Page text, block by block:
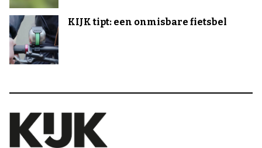
KIJK tipt: een onmisbare fietsbel